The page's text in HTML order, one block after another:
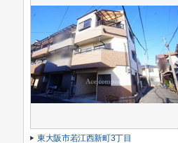
東大阪市若江西新町3丁目